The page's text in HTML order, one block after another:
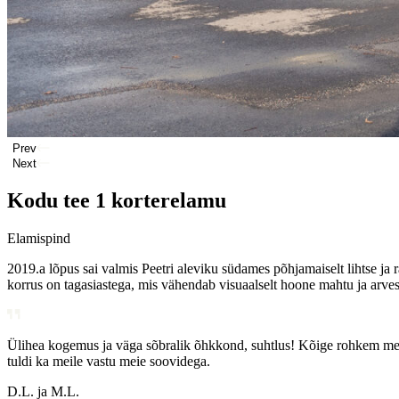
Prev
Next
Kodu tee 1 korterelamu
Elamispind
2019.a lõpus sai valmis Peetri aleviku südames põhjamaiselt lihtse
korrus on tagasiastega, mis vähendab visuaalselt hoone mahtu ja
Ülihea kogemus ja väga sõbralik õhkkond, suhtlus! Kõige rohkem
tuldi ka meile vastu meie soovidega.
D.L. ja M.L.
Olin oma esimese kodu otsingul ning mind kõnetasid kõige enam
jaoks on väga oluline tunne, et mind kuulatakse ja minuga
Kiire asjaajamine ja asjakohased vastused tekkinud küsimustele.
Kõik Hausersi töötajad, kellega puutusin kokku olid suhtlusel
Atraktiivne hinnatase koos tugeva võimaliku üüritootlusega tegi
kasule, mitte ainult enda eesmärkidele, kujuneb koostööst pikaajaline
Kuuno Lotamõis